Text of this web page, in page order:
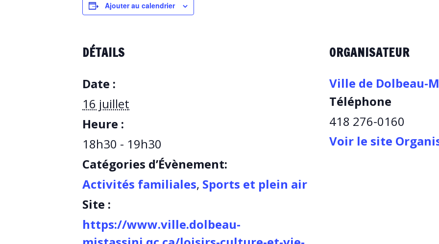
Ajouter au calendrier
DÉTAILS
Date :
16 juillet
Heure :
18h30 - 19h30
Catégories d’Évènement:
Activités familiales, Sports et plein air
Site :
https://www.ville.dolbeau-
ORGANISATEUR
Ville de Dolbeau-
Téléphone
418 276-0160
Voir le site